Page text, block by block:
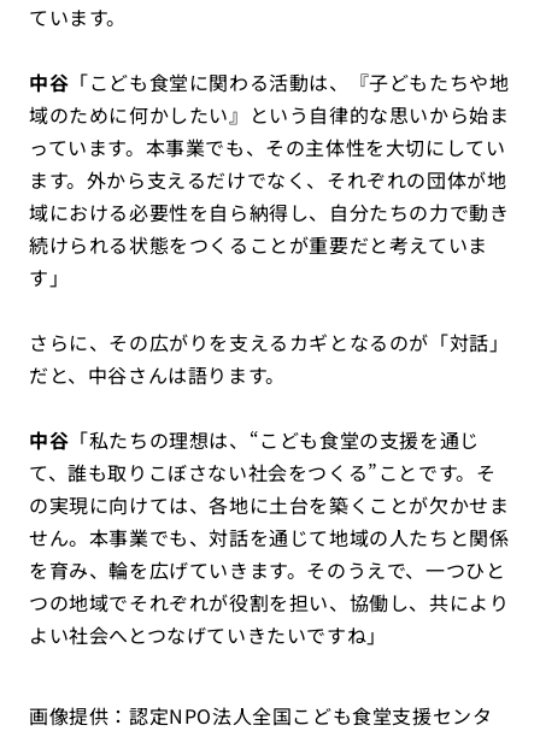
ています。
中谷 「こども食堂に関わる活動は、『子どもたちや地
域のために何かしたい』という自律的な思いから始ま
っています。本事業でも、その主体性を大切にしてい
ます。外から支えるだけでなく、それぞれの団体が地
域における必要性を自ら納得し、自分たちの力で動き
続けられる状態をつくることが重要だと考えていま
す」
さらに、その広がりを支えるカギとなるのが「対話」
だと、中谷さんは語ります。
中谷 「私たちの理想は、“こども食堂の支援を通じ
て、誰も取りこぼさない社会をつくる”ことです。そ
の実現に向けては、各地に土台を築くことが欠かせま
せん。本事業でも、対話を通じて地域の人たちと関係
を育み、輪を広げていきます。そのうえで、一つひと
つの地域でそれぞれが役割を担い、協働し、共により
よい社会へとつなげていきたいですね」
画像提供：認定NPO法人全国こども食堂支援センタ